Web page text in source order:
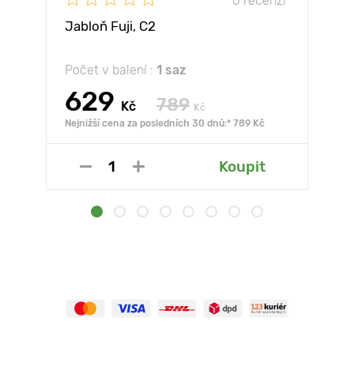
Jabloň Fuji, С2
Počet v balení : 1 saz
629 Kč 789 Kč
Nejnižší cena za posledních 30 dnů:* 789 Kč
Koupit